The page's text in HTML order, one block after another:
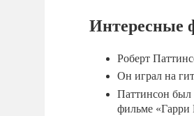
Интересные
Роберт
Он играл на
Паттинсон был
фильме «Гарри